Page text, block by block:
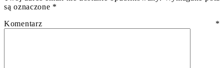
są oznaczone *
Komentarz *